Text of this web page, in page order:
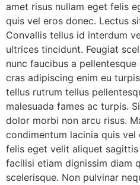
amet risus nullam eget felis
quis vel eros donec. Lectus
Convallis tellus id interdum
ultrices tincidunt. Feugiat
nunc faucibus a
cras adipiscing enim eu
tellus rutrum tellus
malesuada fames ac turpis.
dolor morbi non arcu risus.
condimentum lacinia quis vel
felis eget velit aliquet
facilisi etiam dignissim diam
scelerisque. Non pulvinar